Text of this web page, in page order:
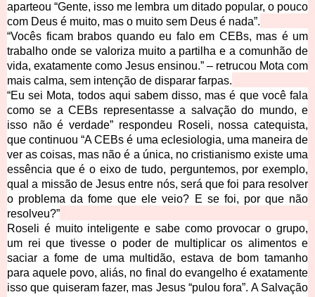
aparteou “Gente, isso me lembra um ditado popular, o pouco
com Deus é muito, mas o muito sem Deus é nada”.
“Vocês ficam brabos quando eu falo em CEBs, mas é um
trabalho onde se valoriza muito a partilha e a comunhão de
vida, exatamente como Jesus ensinou.” – retrucou Mota com
mais calma, sem intenção de disparar farpas.
“Eu sei Mota, todos aqui sabem disso, mas é que você fala
como se a CEBs representasse a salvação do mundo, e
isso não é verdade” respondeu Roseli, nossa catequista,
que continuou “A CEBs é uma eclesiologia, uma maneira de
ver as coisas, mas não é a única, no cristianismo existe uma
essência que é o eixo de tudo, perguntemos, por exemplo,
qual a missão de Jesus entre nós, será que foi para resolver
o problema da fome que ele veio? E se foi, por que não
resolveu?”
Roseli é muito inteligente e sabe como provocar o grupo,
um rei que tivesse o poder de multiplicar os alimentos e
saciar a fome de uma multidão, estava de bom tamanho
para aquele povo, aliás, no final do evangelho é exatamente
isso que quiseram fazer, mas Jesus “pulou fora”. A Salvação